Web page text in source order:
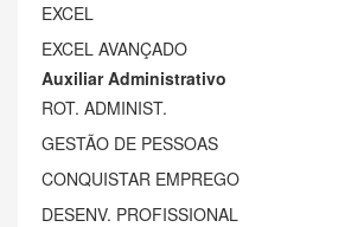
EXCEL
EXCEL AVANÇADO
Auxiliar Administrativo
ROT. ADMINIST.
GESTÃO DE PESSOAS
CONQUISTAR EMPREGO
DESENV. PROFISSIONAL